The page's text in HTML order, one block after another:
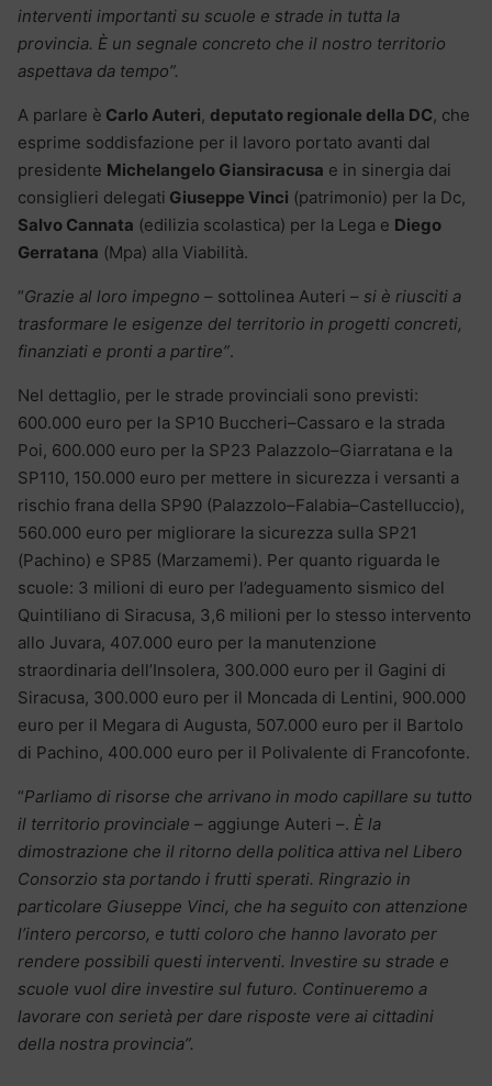
interventi importanti su scuole e strade in tutta la
provincia. È un segnale concreto che il nostro territorio
aspettava da tempo”.
A parlare è Carlo Auteri, deputato regionale della DC, che
esprime soddisfazione per il lavoro portato avanti dal
presidente Michelangelo Giansiracusa e in sinergia dai
consiglieri delegati Giuseppe Vinci (patrimonio) per la Dc,
Salvo Cannata (edilizia scolastica) per la Lega e Diego
Gerratana (Mpa) alla Viabilità.
“Grazie al loro impegno – sottolinea Auteri – si è riusciti a
trasformare le esigenze del territorio in progetti concreti,
finanziati e pronti a partire”.
Nel dettaglio, per le strade provinciali sono previsti:
600.000 euro per la SP10 Buccheri–Cassaro e la strada
Poi, 600.000 euro per la SP23 Palazzolo–Giarratana e la
SP110, 150.000 euro per mettere in sicurezza i versanti a
rischio frana della SP90 (Palazzolo–Falabia–Castelluccio),
560.000 euro per migliorare la sicurezza sulla SP21
(Pachino) e SP85 (Marzamemi). Per quanto riguarda le
scuole: 3 milioni di euro per l’adeguamento sismico del
Quintiliano di Siracusa, 3,6 milioni per lo stesso intervento
allo Juvara, 407.000 euro per la manutenzione
straordinaria dell’Insolera, 300.000 euro per il Gagini di
Siracusa, 300.000 euro per il Moncada di Lentini, 900.000
euro per il Megara di Augusta, 507.000 euro per il Bartolo
di Pachino, 400.000 euro per il Polivalente di Francofonte.
“Parliamo di risorse che arrivano in modo capillare su tutto
il territorio provinciale – aggiunge Auteri –. È la
dimostrazione che il ritorno della politica attiva nel Libero
Consorzio sta portando i frutti sperati. Ringrazio in
particolare Giuseppe Vinci, che ha seguito con attenzione
l’intero percorso, e tutti coloro che hanno lavorato per
rendere possibili questi interventi. Investire su strade e
scuole vuol dire investire sul futuro. Continueremo a
lavorare con serietà per dare risposte vere ai cittadini
della nostra provincia”.